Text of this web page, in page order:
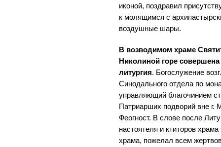
иконой, поздравил
к молящимся с
воздушные шары.
В возводимом храме
Николиной горе
литургия. Богослужение
Синодального отдела по
управляющий благочинием
Патриарших подворий вне г.
Феогност. В слове после
настоятеля и ктиторов
храма, пожелал всем